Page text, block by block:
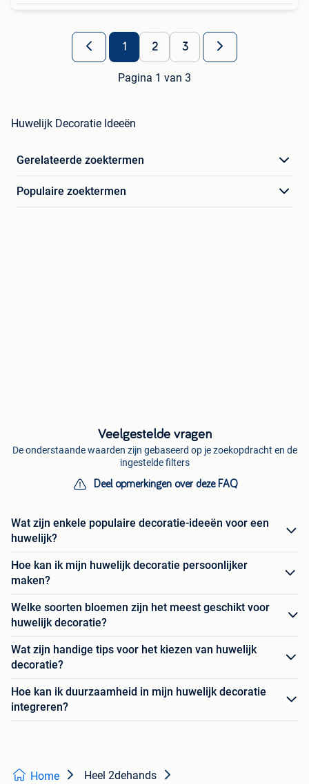
1 2 3
Pagina 1 van 3
Huwelijk Decoratie Ideeën
Gerelateerde zoektermen
Populaire zoektermen
Veelgestelde vragen
De onderstaande waarden zijn gebaseerd op je zoekopdracht en de
ingestelde filters
Deel opmerkingen over deze FAQ
Wat zijn enkele populaire decoratie-ideeën voor een
huwelijk?
Hoe kan ik mijn huwelijk decoratie persoonlijker
maken?
Welke soorten bloemen zijn het meest geschikt voor
huwelijk decoratie?
Wat zijn handige tips voor het kiezen van huwelijk
decoratie?
Hoe kan ik duurzaamheid in mijn huwelijk decoratie
integreren?
Home Heel 2dehands